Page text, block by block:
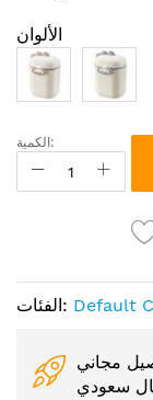
الألوان
الكمية:
الفئات: Default
مجاني